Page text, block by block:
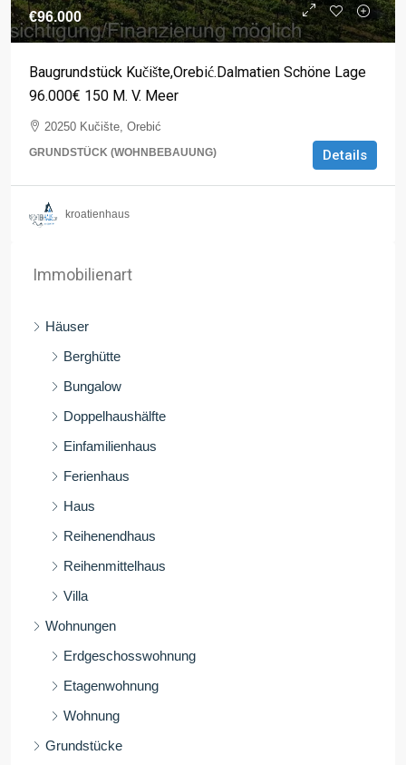
€96.000
Baugrundstück Kučište,Orebić.Dalmatien Schöne Lage
96.000€ 150 M. V. Meer
20250 Kučište, Orebić
GRUNDSTÜCK (WOHNBEBAUUNG) Details
kroatienhaus
Immobilienart
Häuser
Berghütte
Bungalow
Doppelhaushälfte
Einfamilienhaus
Ferienhaus
Haus
Reihenendhaus
Reihenmittelhaus
Villa
Wohnungen
Erdgeschosswohnung
Etagenwohnung
Wohnung
Grundstücke